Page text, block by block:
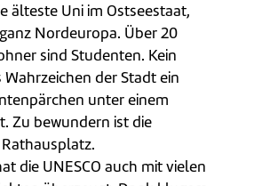
älteste Uni im Ostseestaat,
Nordeuropa. Über 20
sind Studenten. Kein
Wahrzeichen der Stadt ein
unter einem
Zu bewundern ist die
die UNESCO auch mit vielen